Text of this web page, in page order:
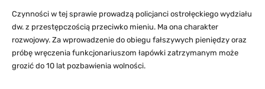
Czynności w tej sprawie prowadzą policjanci ostrołęckiego wydziału
dw. z przestępczością przeciwko mieniu. Ma ona charakter
rozwojowy. Za wprowadzenie do obiegu fałszywych pieniędzy oraz
próbę wręczenia funkcjonariuszom łapówki zatrzymanym może
grozić do 10 lat pozbawienia wolności.